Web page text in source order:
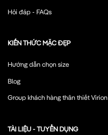
Hỏi đáp - FAQs
KIẾN THỨC MẶC ĐẸP
Hướng dẫn chọn size
Blog
Group khách hàng thân thiết Virion
TÀI LIỆU - TUYỂN DỤNG